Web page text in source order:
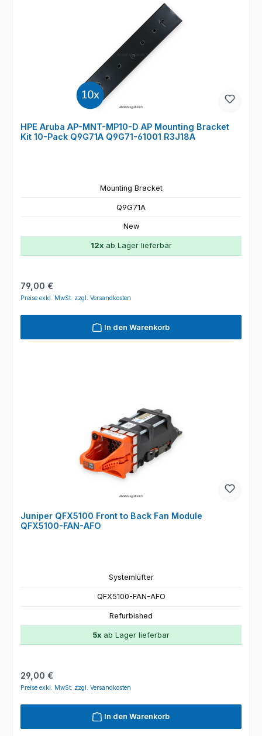
HPE Aruba AP-MNT-MP10-D AP Mounting Bracket
Kit 10-Pack Q9G71A Q9G71-61001 R3J18A
Mounting Bracket
Q9G71A
New
12xab Lager lieferbar
Regulärer Preis:
79,00 €
Preise exkl. MwSt. zzgl. Versandkosten
In den Warenkorb
Juniper QFX5100 Front to Back Fan Module
QFX5100-FAN-AFO
Systemlüfter
QFX5100-FAN-AFO
Refurbished
5x ab Lager lieferbar
Regulärer Preis:
29,00 €
Preise exkl. MwSt. zzgl. Versandkosten
In den Warenkorb